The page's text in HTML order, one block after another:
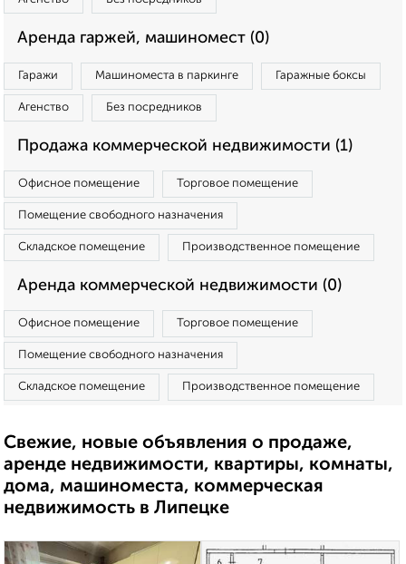
Аренда гаржей, машиномест (0)
Гаражи Машиноместа в паркинге Гаражные боксы
Агенство Без посредников
Продажа коммерческой недвижимости (1)
Офисное помещение Торговое помещение
Помещение свободного назначения
Складское помещение Производственное помещение
Аренда коммерческой недвижимости (0)
Офисное помещение Торговое помещение
Помещение свободного назначения
Складское помещение Производственное помещение
Свежие, новые объявления о продаже,
аренде недвижимости, квартиры, комнаты,
дома, машиноместа, коммерческая
недвижимость в Липецке